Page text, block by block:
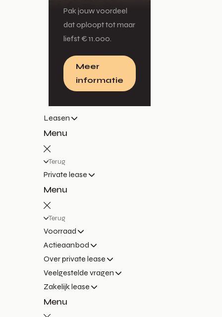
Pak jouw voordeel
dat oploopt tot maar
liefst € 11.000.
Meer
informatie
Leasen
Menu
Terug
Private lease
Menu
Terug
Voorraad
Actieaanbod
Over private lease
Veelgestelde vragen
Zakelijk lease
Menu